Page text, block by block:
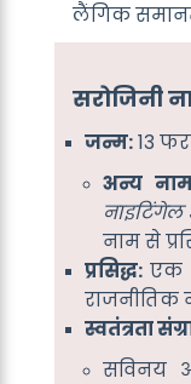
लैंगिक
सरोजिनी
जन्म:13
अन्य
नाम से
प्रसिद्ध:एक
राजनीतिक
स्वतंत्रता
सविनय